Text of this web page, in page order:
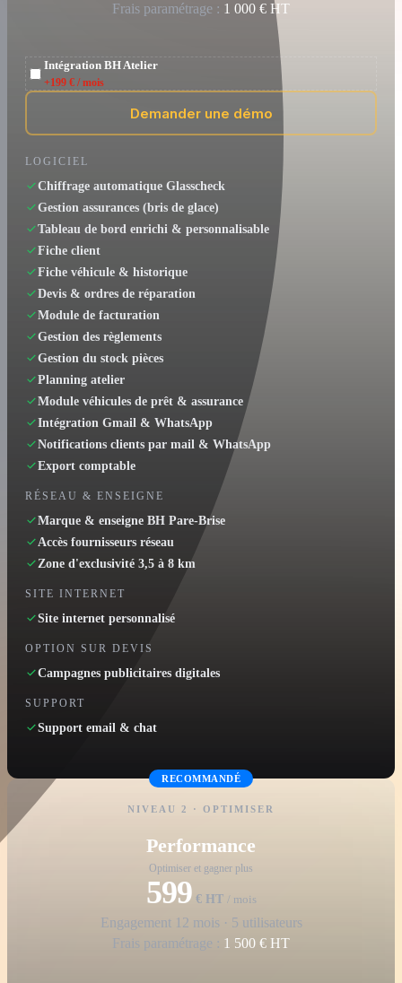
Frais paramétrage : 1 000 € HT
Intégration BH Atelier
+199 € / mois
Demander une démo
LOGICIEL
Chiffrage automatique Glasscheck
Gestion assurances (bris de glace)
Tableau de bord enrichi & personnalisable
Fiche client
Fiche véhicule & historique
Devis & ordres de réparation
Module de facturation
Gestion des règlements
Gestion du stock pièces
Planning atelier
Module véhicules de prêt & assurance
Intégration Gmail & WhatsApp
Notifications clients par mail & WhatsApp
Export comptable
RÉSEAU & ENSEIGNE
Marque & enseigne BH Pare-Brise
Accès fournisseurs réseau
Zone d'exclusivité 3,5 à 8 km
SITE INTERNET
Site internet personnalisé
OPTION SUR DEVIS
Campagnes publicitaires digitales
SUPPORT
Support email & chat
RECOMMANDÉ
NIVEAU 2 · OPTIMISER
Performance
Optimiser et gagner plus
599 € HT / mois
Engagement 12 mois · 5 utilisateurs
Frais paramétrage : 1 500 € HT